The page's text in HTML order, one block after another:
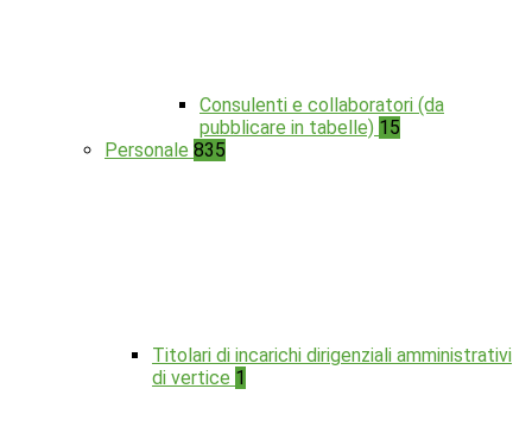
Consulenti e collaboratori (da
pubblicare in tabelle) 15
Personale 835
Titolari di incarichi dirigenziali amministrativi
di vertice 1